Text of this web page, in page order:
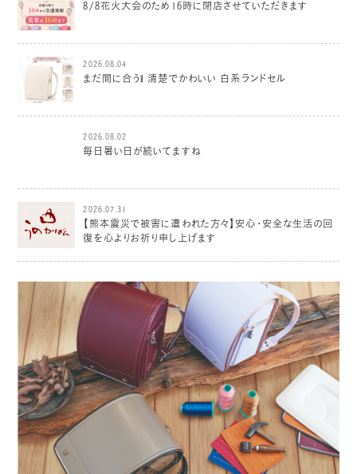
8/8花火大会のため16時に閉店させていただきます
2026.08.04
まだ間に合う❕ 清楚でかわいい 白系ランドセル
2026.08.02
毎日暑い日が続いてますね
2026.07.31
【熊本震災で被害に遭われた方々】安心・安全な生活の回
復を心よりお祈り申し上げます